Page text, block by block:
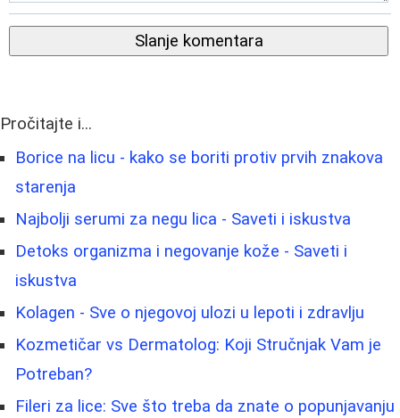
Slanje komentara
Pročitajte i...
Borice na licu - kako se boriti protiv prvih znakova
starenja
Najbolji serumi za negu lica - Saveti i iskustva
Detoks organizma i negovanje kože - Saveti i
iskustva
Kolagen - Sve o njegovoj ulozi u lepoti i zdravlju
Kozmetičar vs Dermatolog: Koji Stručnjak Vam je
Potreban?
Fileri za lice: Sve što treba da znate o popunjavanju